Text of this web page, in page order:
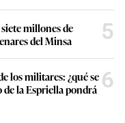
millones de
del Minsa
5
los militares: ¿qué se
de la Espriella pondrá 6